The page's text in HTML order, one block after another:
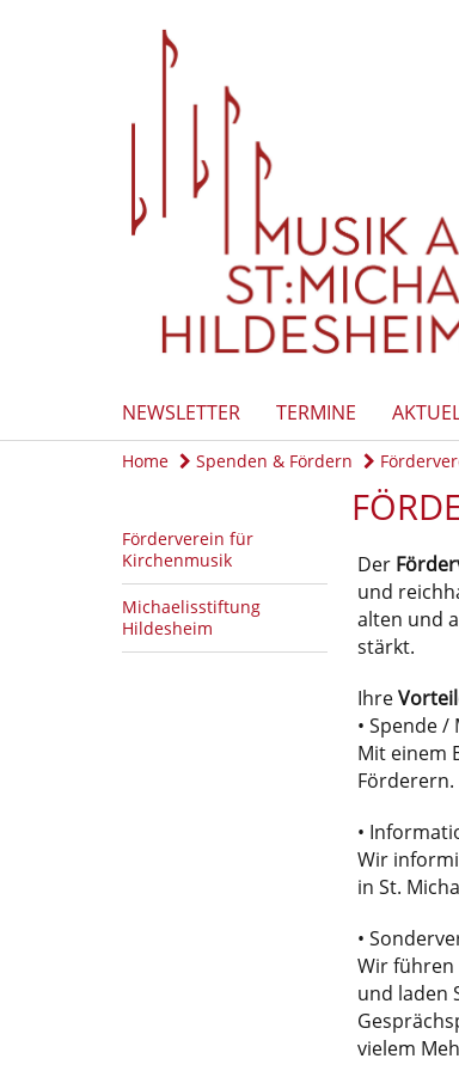
NEWSLETTER TERMINE
Home Spenden & Fördern
Förderverein für
Kirchenmusik
Michaelisstiftung
Hildesheim
Der
und
alten und
stärkt.
Ihre
• Spende
Mit einem
Förderern.
•
Wir
in St.
•
Wir
und laden
vielem